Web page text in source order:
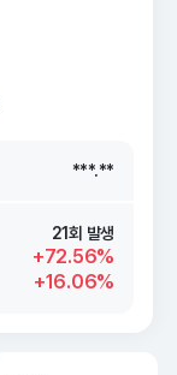
21회 발생
+72.56%
+16.06%